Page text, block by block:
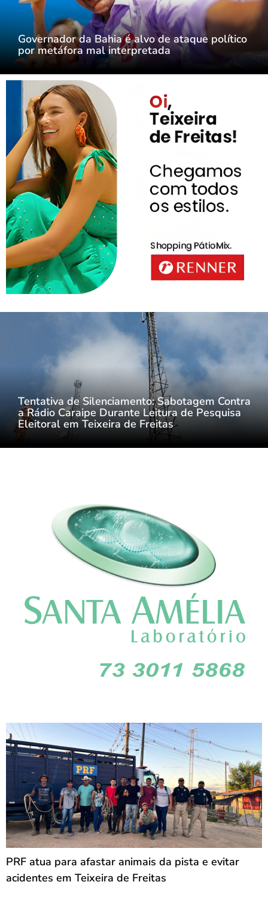
Governador da Bahia é alvo de ataque político
por metáfora mal interpretada
Tentativa de Silenciamento: Sabotagem Contra
a Rádio Caraipe Durante Leitura de Pesquisa
Eleitoral em Teixeira de Freitas
PRF atua para afastar animais da pista e evitar
acidentes em Teixeira de Freitas